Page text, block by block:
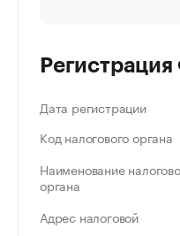
Дата регистрации
Код налогового органа
Наименование
органа
Адрес налоговой